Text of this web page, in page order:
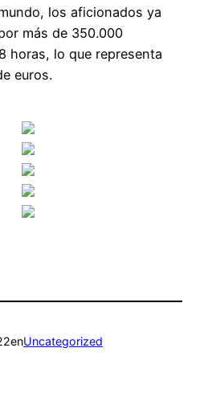
los aficionados ya
más de 350.000
horas, lo que representa
euros.
enUncategorized